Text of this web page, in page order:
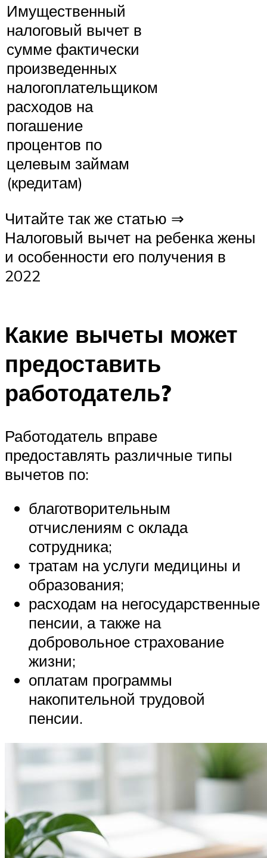
Имущественный
налоговый вычет в
сумме фактически
произведенных
налогоплательщиком
расходов на
погашение
процентов по
целевым займам
(кредитам)
Читайте так же статью ⇒
Налоговый вычет на ребенка жены
и особенности его получения в
2022
Какие вычеты может
предоставить
работодатель?
Работодатель вправе
предоставлять различные типы
вычетов по:
благотворительным
отчислениям с оклада
сотрудника;
тратам на услуги медицины и
образования;
расходам на негосударственные
пенсии, а также на
добровольное страхование
жизни;
оплатам программы
накопительной трудовой
пенсии.